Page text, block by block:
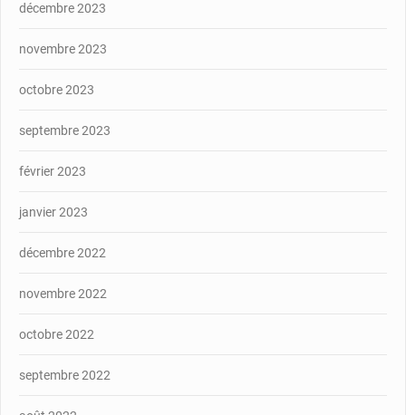
décembre 2023
novembre 2023
octobre 2023
septembre 2023
février 2023
janvier 2023
décembre 2022
novembre 2022
octobre 2022
septembre 2022